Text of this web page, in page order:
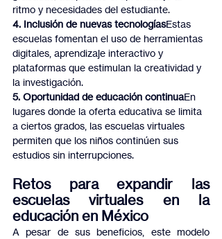
ritmo y necesidades del estudiante.
4. Inclusión de nuevas tecnologíasEstas
escuelas fomentan el uso de herramientas
digitales, aprendizaje interactivo y
plataformas que estimulan la creatividad y
la investigación.
5. Oportunidad de educación continuaEn
lugares donde la oferta educativa se limita
a ciertos grados, las escuelas virtuales
permiten que los niños continúen sus
estudios sin interrupciones.
Retos para expandir las
escuelas virtuales en la
educación en México
A pesar de sus beneficios, este modelo